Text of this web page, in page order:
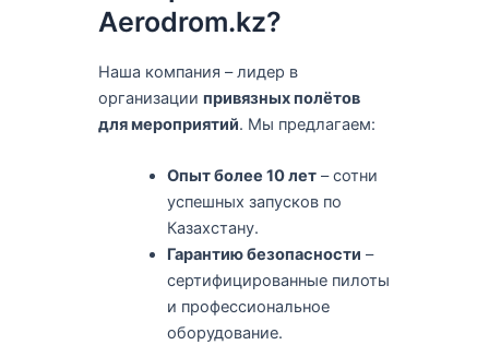
Aerodrom.kz?
Наша компания – лидер в
организации привязных полётов
для мероприятий. Мы предлагаем:
Опыт более 10 лет – сотни
успешных запусков по
Казахстану.
Гарантию безопасности –
сертифицированные пилоты
и профессиональное
оборудование.